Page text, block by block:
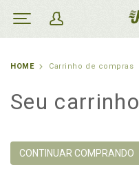
HOME Carrinho de compras
Seu carrinho
CONTINUAR COMPRANDO